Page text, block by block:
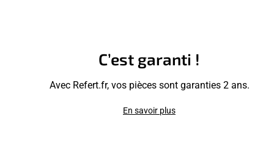
C’est garanti !
Avec Refert.fr, vos pièces sont garanties 2 ans.
En savoir plus